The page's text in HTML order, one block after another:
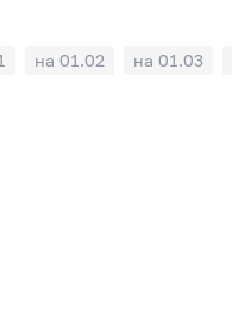
на 01.02 на 01.03